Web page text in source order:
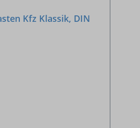
Kfz Klassik, DIN